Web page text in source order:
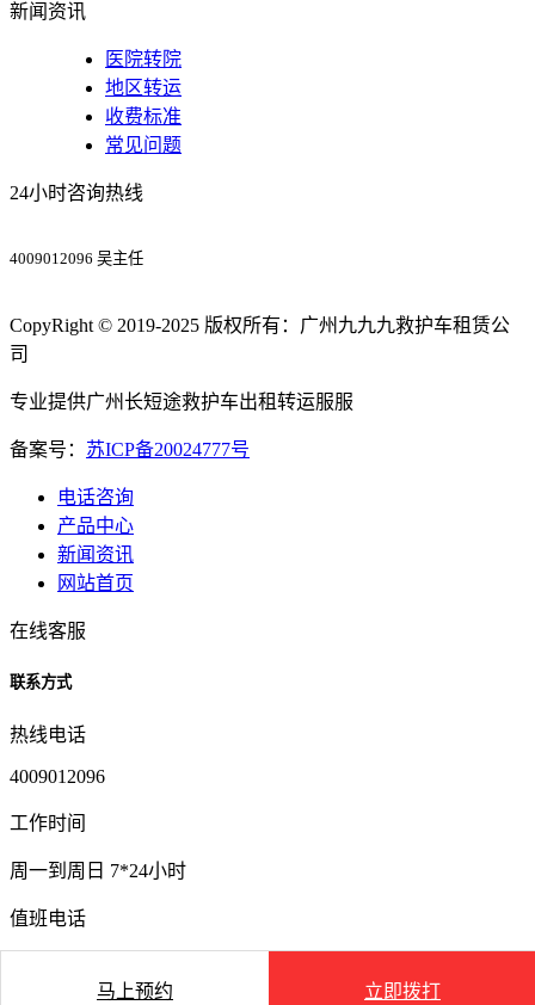
新闻资讯
医院转院
地区转运
收费标准
常见问题
24小时咨询热线
4009012096 吴主任
CopyRight © 2019-2025 版权所有：广州九九九救护车租赁公
司
专业提供广州长短途救护车出租转运服服
备案号： 苏ICP备20024777号
电话咨询
产品中心
新闻资讯
网站首页
在线客服
联系方式
热线电话
4009012096
工作时间
周一到周日 7*24小时
值班电话
马上预约 立即拨打